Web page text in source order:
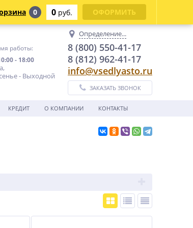
работы:
- 18:00
- Выходной
Определение...
8 (800) 550-41-17
8 (812) 962-41-17
info@vsedlyasto.ru
ЗАКАЗАТЬ ЗВОНОК
КРЕДИТ О КОМПАНИИ КОНТАКТЫ
0 0 руб. ОФОРМИТЬ